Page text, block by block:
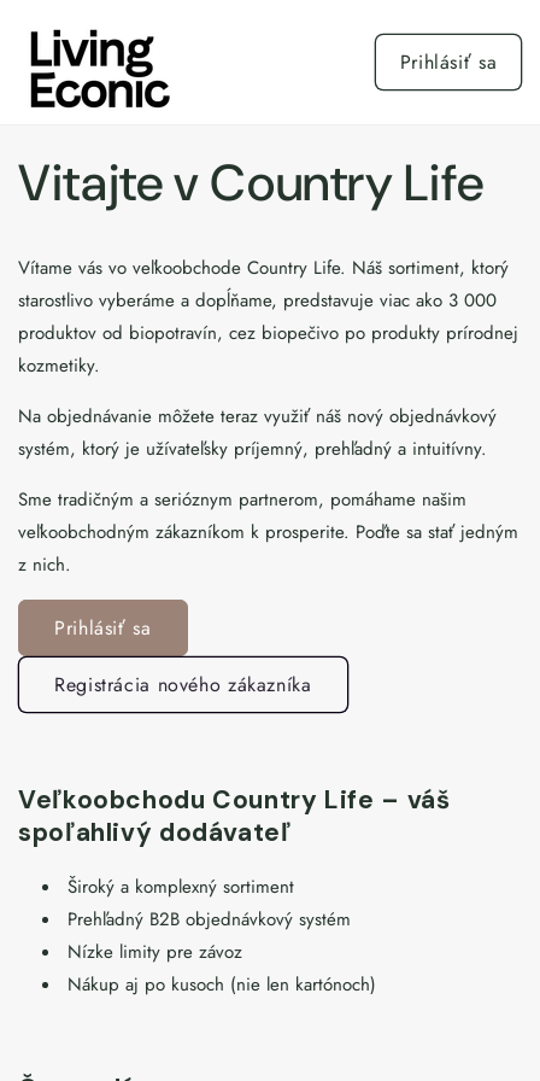
na
obsah
Prihlásiť sa
Vitajte v Country Life
Vítame vás vo veľkoobchode Country Life. Náš sortiment, ktorý
starostlivo vyberáme a dopĺňame, predstavuje viac ako 3 000
produktov od biopotravín, cez biopečivo po produkty prírodnej
kozmetiky.
Na objednávanie môžete teraz využiť náš nový objednávkový
systém, ktorý je užívateľsky príjemný, prehľadný a intuitívny.
Sme tradičným a serióznym partnerom, pomáhame našim
veľkoobchodným zákazníkom k prosperite. Poďte sa stať jedným
z nich.
Prihlásiť sa
Registrácia nového zákazníka
Veľkoobchodu Country Life – váš
spoľahlivý dodávateľ
Široký a komplexný sortiment
Prehľadný B2B objednávkový systém
Nízke limity pre závoz
Nákup aj po kusoch (nie len kartónoch)